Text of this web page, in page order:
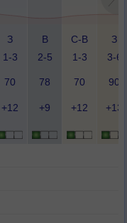
З
1-3
В
2-5
С-В
1-3
З
3-6
70 78 70 90
+12 +9 +12 +13